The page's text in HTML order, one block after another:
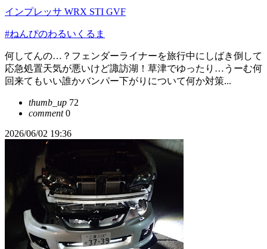
インプレッサ WRX STI GVF
#ねんぴのわるいくるま
何してんの…？フェンダーライナーを旅行中にしばき倒して
応急処置天気が悪いけど諏訪湖！草津でゆったり…うーむ何
回来てもいい誰かバンパー下がりについて何か対策...
thumb_up 72
comment0
2026/06/02 19:36